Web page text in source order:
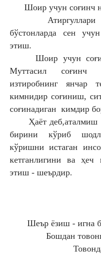
Шоир учун соғинч
Атиргуллари
бўстонларда сен
этиш.
Шоир учун
Муттасил соғинч
изтиробнинг янчар
кимнидир соғиниш,
соғинадиган кимдир
Ҳаёт деб,аталмиш
бирини кўриб
кўришни истаган
кетганлигини ва ҳеч
этиш - шеърдир.
Шеър ёзиш - игна
Бошдан